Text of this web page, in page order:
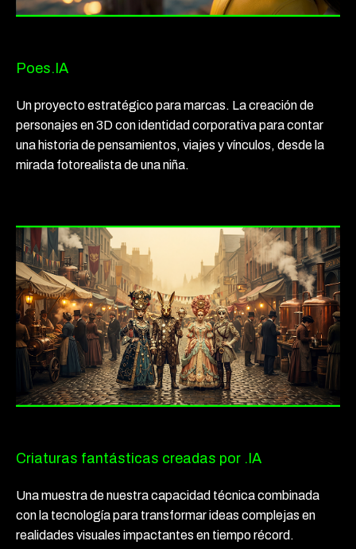
Poes.IA
Un proyecto estratégico para marcas. La creación de
personajes en 3D con identidad corporativa para contar
una historia de pensamientos, viajes y vínculos, desde la
mirada fotorealista de una niña.
Criaturas fantásticas creadas por .IA
Una muestra de nuestra capacidad técnica combinada
con la tecnología para transformar ideas complejas en
realidades visuales impactantes en tiempo récord.